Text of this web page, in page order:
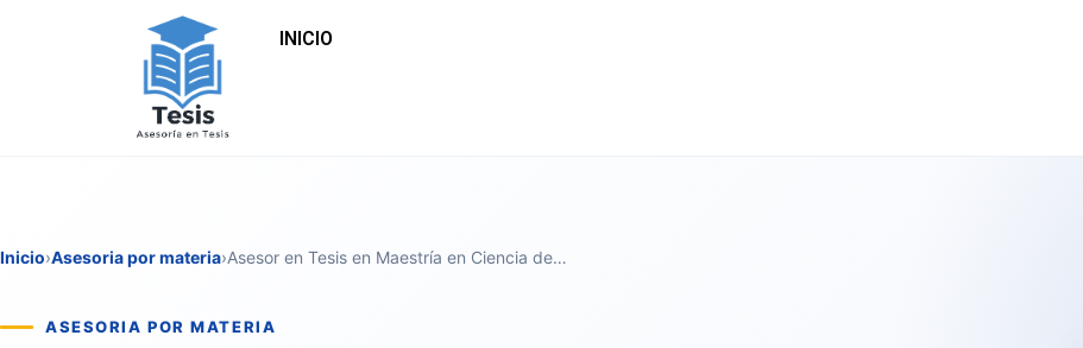
INICIO
Inicio›Asesoria por materia›Asesor en Tesis en Maestría en Ciencia de…
ASESORIA POR MATERIA